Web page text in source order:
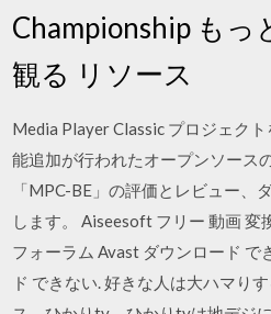
Championship もっ
観る リソース
Media Player Classic プロジェク
能追加が行われたオープンソース
「MPC-BE」の評価とレビュー、
します。 Aiseesoft フリー 動画 変
フォーラム Avast ダウンロード で
ド できない. 好きな人は大ハマり